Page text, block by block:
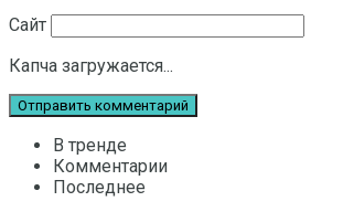
Сайт
Капча загружается...
В тренде
Комментарии
Последнее